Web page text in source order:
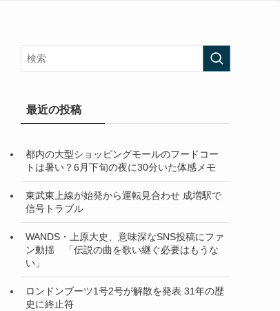
最近の投稿
都内の大型ショッピングモールのフードコー
トは暑い？6月下旬の夜に30分いた体感メモ
東武東上線が始発から運転見合わせ 成増駅で
信号トラブル
WANDS・上原大史、意味深なSNS投稿にファ
ン動揺 「伝説の曲を歌い継ぐ必要はもうな
い」
ロンドンブーツ1号2号が解散を発表 31年の歴
史に終止符